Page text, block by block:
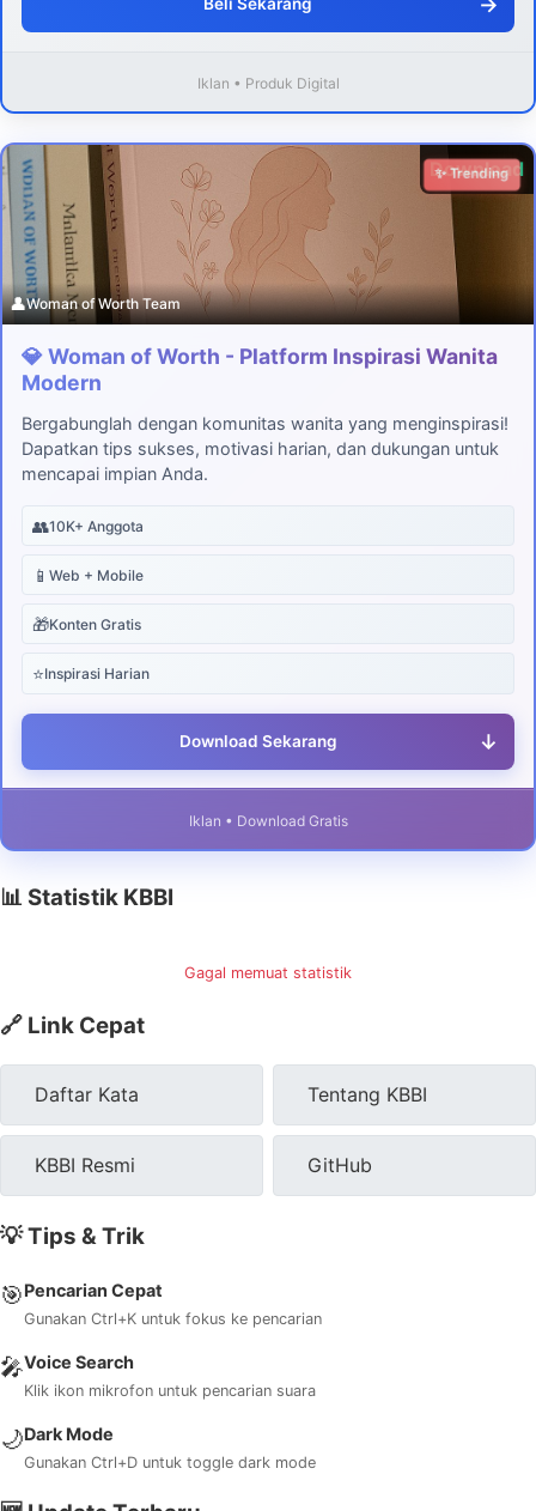
Beli Sekarang
Iklan • Produk Digital
Download
✨ Trending
👤Woman of Worth Team
💎 Woman of Worth - Platform Inspirasi Wanita
Modern
Bergabunglah dengan komunitas wanita yang menginspirasi!
Dapatkan tips sukses, motivasi harian, dan dukungan untuk
mencapai impian Anda.
👥10K+ Anggota
📱 Web + Mobile
🎁Konten Gratis
⭐Inspirasi Harian
Download Sekarang ↓
Iklan • Download Gratis
📊 Statistik KBBI
Gagal memuat statistik
🔗 Link Cepat
Daftar Kata Tentang KBBI
KBBI Resmi GitHub
💡 Tips & Trik
🎯Pencarian Cepat
Gunakan Ctrl+K untuk fokus ke pencarian
🎤Voice Search
Klik ikon mikrofon untuk pencarian suara
🌙Dark Mode
Gunakan Ctrl+D untuk toggle dark mode